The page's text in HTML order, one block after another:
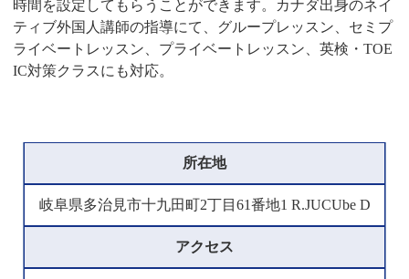
時間を設定してもらうことができます。カナダ出身のネイ
ティブ外国人講師の指導にて、グループレッスン、セミプ
ライベートレッスン、プライベートレッスン、英検・TOE
IC対策クラスにも対応。
所在地
岐阜県多治見市十九田町2丁目61番地1 R.JUCUbe D
アクセス